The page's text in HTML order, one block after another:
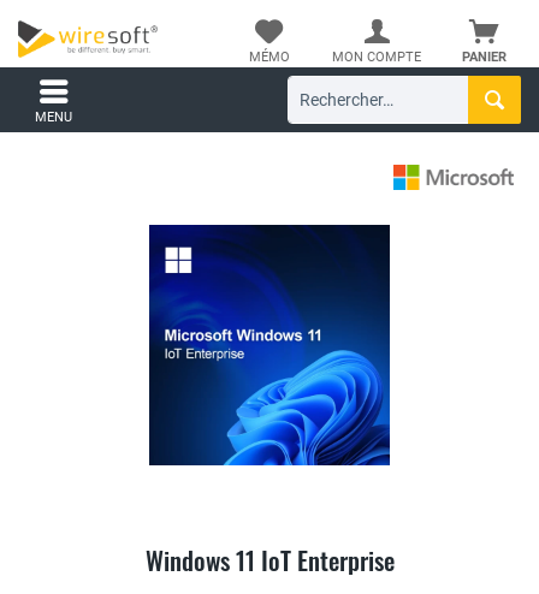
PANIER
MÉMO MON COMPTE
MENU
Windows 11 IoT Enterprise